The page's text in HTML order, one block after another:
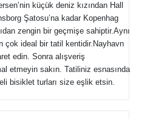
küçük deniz kızından Hall
Şatosu’na kadar Kopenhag
zengin bir geçmişe sahiptir.Aynı
çok ideal bir tatil kentidir.Nayhavn
edin. Sonra alışveriş
etmeyin sakın. Tatiliniz esnasında
bisiklet turları size eşlik etsin.